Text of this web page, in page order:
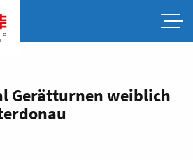
Gerätturnen weiblich